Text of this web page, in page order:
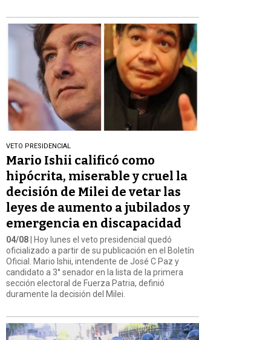
VETO PRESIDENCIAL
Mario Ishii calificó como
hipócrita, miserable y cruel la
decisión de Milei de vetar las
leyes de aumento a jubilados y
emergencia en discapacidad
04/08| Hoy lunes el veto presidencial quedó
oficializado a partir de su publicación en el Boletín
Oficial. Mario Ishii, intendente de José C Paz y
candidato a 3° senador en la lista de la primera
sección electoral de Fuerza Patria, definió
duramente la decisión del Milei.